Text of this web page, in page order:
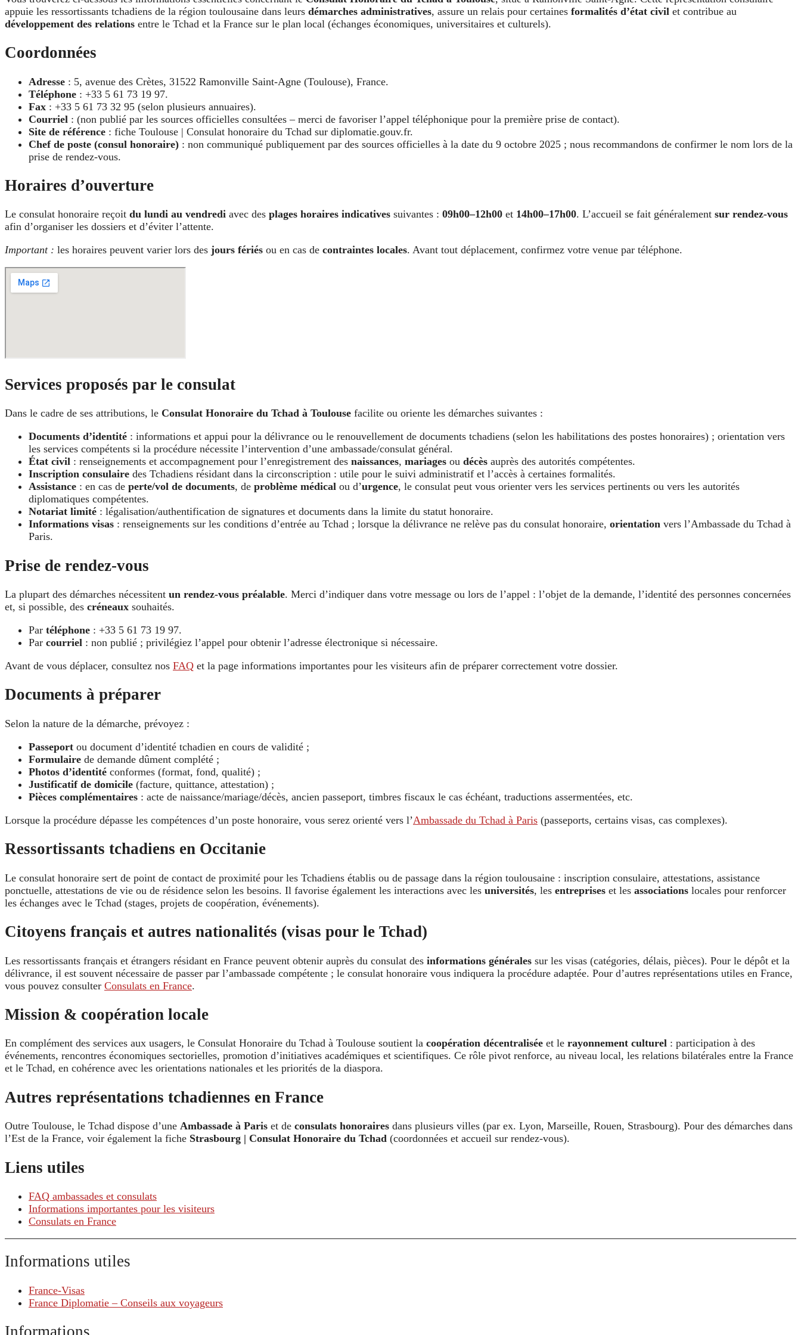
appuie les ressortissants tchadiens de la région toulousaine dans leurs démarches administratives, assure un relais pour certaines formalités d’état civil et contribue au
développement des relations entre le Tchad et la France sur le plan local (échanges économiques, universitaires et culturels).
Coordonnées
Adresse : 5, avenue des Crètes, 31522 Ramonville Saint-Agne (Toulouse), France.
Téléphone : +33 5 61 73 19 97.
Fax : +33 5 61 73 32 95 (selon plusieurs annuaires).
Courriel : (non publié par les sources officielles consultées – merci de favoriser l’appel téléphonique pour la première prise de contact).
Site de référence : fiche Toulouse | Consulat honoraire du Tchad sur diplomatie.gouv.fr.
Chef de poste (consul honoraire) : non communiqué publiquement par des sources officielles à la date du 9 octobre 2025 ; nous recommandons de confirmer le nom lors de la
prise de rendez-vous.
Horaires d’ouverture
Le consulat honoraire reçoit du lundi au vendredi avec des plages horaires indicatives suivantes : 09h00–12h00 et 14h00–17h00. L’accueil se fait généralement sur rendez-vous
afin d’organiser les dossiers et d’éviter l’attente.
Important : les horaires peuvent varier lors des jours fériés ou en cas de contraintes locales. Avant tout déplacement, confirmez votre venue par téléphone.
Services proposés par le consulat
Dans le cadre de ses attributions, le Consulat Honoraire du Tchad à Toulouse facilite ou oriente les démarches suivantes :
Documents d’identité : informations et appui pour la délivrance ou le renouvellement de documents tchadiens (selon les habilitations des postes honoraires) ; orientation vers
les services compétents si la procédure nécessite l’intervention d’une ambassade/consulat général.
État civil : renseignements et accompagnement pour l’enregistrement des naissances, mariages ou décès auprès des autorités compétentes.
Inscription consulaire des Tchadiens résidant dans la circonscription : utile pour le suivi administratif et l’accès à certaines formalités.
Assistance : en cas de perte/vol de documents, de problème médical ou d’urgence, le consulat peut vous orienter vers les services pertinents ou vers les autorités
diplomatiques compétentes.
Notariat limité : légalisation/authentification de signatures et documents dans la limite du statut honoraire.
Informations visas : renseignements sur les conditions d’entrée au Tchad ; lorsque la délivrance ne relève pas du consulat honoraire, orientation vers l’Ambassade du Tchad à
Paris.
Prise de rendez-vous
La plupart des démarches nécessitent un rendez-vous préalable. Merci d’indiquer dans votre message ou lors de l’appel : l’objet de la demande, l’identité des personnes concernées
et, si possible, des créneaux souhaités.
Par téléphone : +33 5 61 73 19 97.
Par courriel : non publié ; privilégiez l’appel pour obtenir l’adresse électronique si nécessaire.
Avant de vous déplacer, consultez nos FAQ et la page informations importantes pour les visiteurs afin de préparer correctement votre dossier.
Documents à préparer
Selon la nature de la démarche, prévoyez :
Passeport ou document d’identité tchadien en cours de validité ;
Formulaire de demande dûment complété ;
Photos d’identité conformes (format, fond, qualité) ;
Justificatif de domicile (facture, quittance, attestation) ;
Pièces complémentaires : acte de naissance/mariage/décès, ancien passeport, timbres fiscaux le cas échéant, traductions assermentées, etc.
Lorsque la procédure dépasse les compétences d’un poste honoraire, vous serez orienté vers l’Ambassade du Tchad à Paris (passeports, certains visas, cas complexes).
Ressortissants tchadiens en Occitanie
Le consulat honoraire sert de point de contact de proximité pour les Tchadiens établis ou de passage dans la région toulousaine : inscription consulaire, attestations, assistance
ponctuelle, attestations de vie ou de résidence selon les besoins. Il favorise également les interactions avec les universités, les entreprises et les associations locales pour renforcer
les échanges avec le Tchad (stages, projets de coopération, événements).
Citoyens français et autres nationalités (visas pour le Tchad)
Les ressortissants français et étrangers résidant en France peuvent obtenir auprès du consulat des informations générales sur les visas (catégories, délais, pièces). Pour le dépôt et la
délivrance, il est souvent nécessaire de passer par l’ambassade compétente ; le consulat honoraire vous indiquera la procédure adaptée. Pour d’autres représentations utiles en France,
vous pouvez consulter Consulats en France.
Mission & coopération locale
En complément des services aux usagers, le Consulat Honoraire du Tchad à Toulouse soutient la coopération décentralisée et le rayonnement culturel : participation à des
événements, rencontres économiques sectorielles, promotion d’initiatives académiques et scientifiques. Ce rôle pivot renforce, au niveau local, les relations bilatérales entre la France
et le Tchad, en cohérence avec les orientations nationales et les priorités de la diaspora.
Autres représentations tchadiennes en France
Outre Toulouse, le Tchad dispose d’une Ambassade à Paris et de consulats honoraires dans plusieurs villes (par ex. Lyon, Marseille, Rouen, Strasbourg). Pour des démarches dans
l’Est de la France, voir également la fiche Strasbourg | Consulat Honoraire du Tchad (coordonnées et accueil sur rendez-vous).
Liens utiles
FAQ ambassades et consulats
Informations importantes pour les visiteurs
Consulats en France
Informations utiles
France-Visas
France Diplomatie – Conseils aux voyageurs